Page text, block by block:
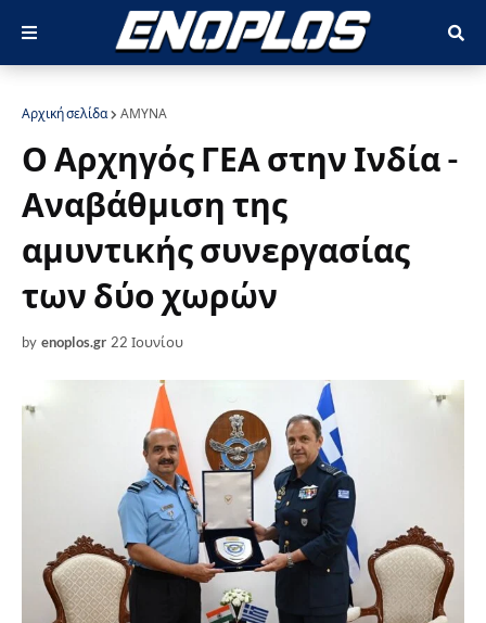
Αρχική σελίδα ΑΜΥΝΑ
Ο Αρχηγός ΓΕΑ στην Ινδία -
Αναβάθμιση της
αμυντικής συνεργασίας
των δύο χωρών
by enoplos.gr 22 Ιουνίου